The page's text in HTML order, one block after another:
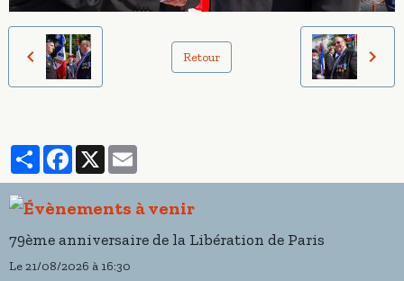
Retour
PartagerFacebook
X
79ème anniversaire de la Libération de Paris
Le 21/08/2026 à 16:30